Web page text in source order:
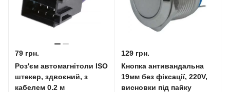
79 грн.
Роз'єм автомагнітоли ISO
штекер, здвоєний, з
кабелем 0.2 м
129 грн.
Кнопка антивандальна
19мм без фіксації, 220V,
висновки під пайку